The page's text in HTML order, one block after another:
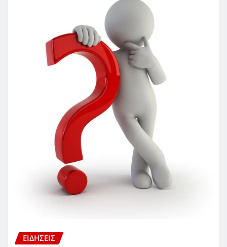
ΕΙΔΗΣΕΙΣ